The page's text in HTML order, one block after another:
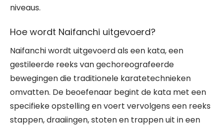
niveaus.
Hoe wordt Naifanchi uitgevoerd?
Naifanchi wordt uitgevoerd als een kata, een
gestileerde reeks van gechoreografeerde
bewegingen die traditionele karatetechnieken
omvatten. De beoefenaar begint de kata met een
specifieke opstelling en voert vervolgens een reeks
stappen, draaiingen, stoten en trappen uit in een